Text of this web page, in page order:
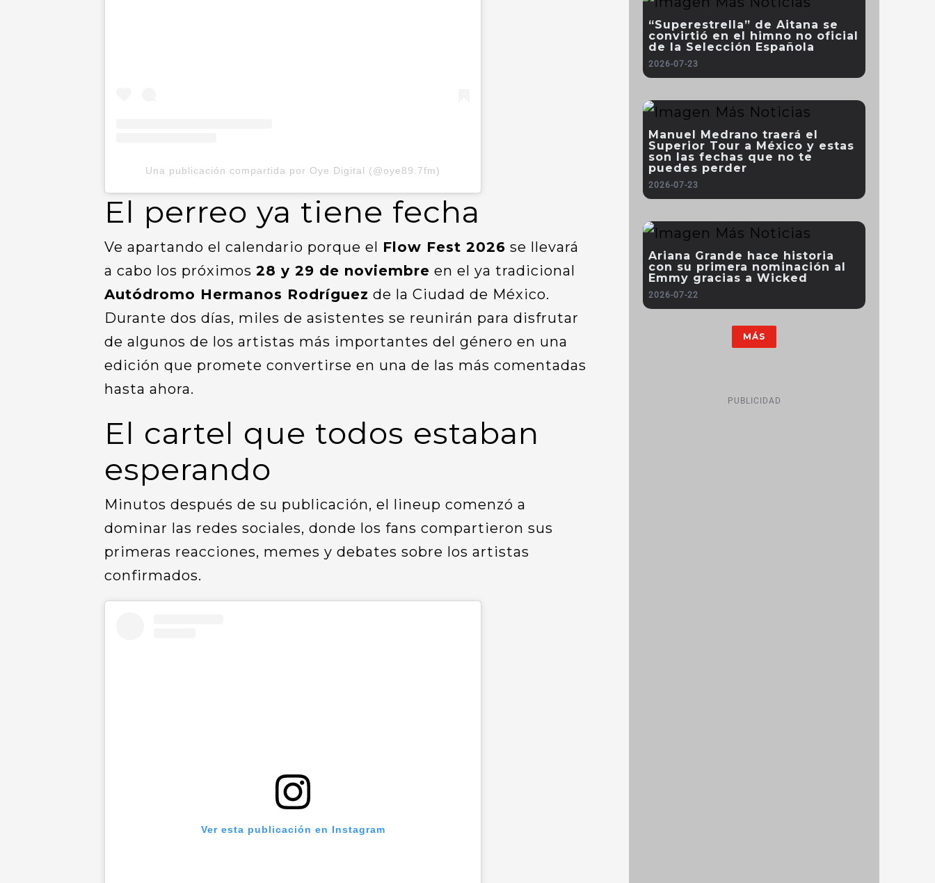
Una publicación compartida por Oye Digital (@oye89.7fm)
El perreo ya tiene fecha
Ve apartando el calendario porque el Flow Fest 2026 se llevará
a cabo los próximos 28 y 29 de noviembre en el ya tradicional
Autódromo Hermanos Rodríguez de la Ciudad de México.
Durante dos días, miles de asistentes se reunirán para disfrutar
de algunos de los artistas más importantes del género en una
edición que promete convertirse en una de las más comentadas
hasta ahora.
El cartel que todos estaban
esperando
Minutos después de su publicación, el lineup comenzó a
dominar las redes sociales, donde los fans compartieron sus
primeras reacciones, memes y debates sobre los artistas
confirmados.
Ver esta publicación en Instagram
“Superestrella” de Aitana se
convirtió en el himno no oficial
de la Selección Española
2026-07-23
Manuel Medrano traerá el
Superior Tour a México y estas
son las fechas que no te
puedes perder
2026-07-23
Ariana Grande hace historia
con su primera nominación al
Emmy gracias a Wicked
2026-07-22
MÁS
PUBLICIDAD